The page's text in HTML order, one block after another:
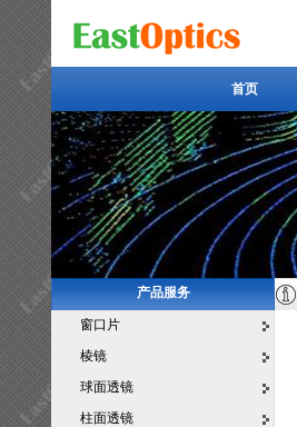
首页
首页
产品服务
窗口片
棱镜
球面透镜
柱面透镜